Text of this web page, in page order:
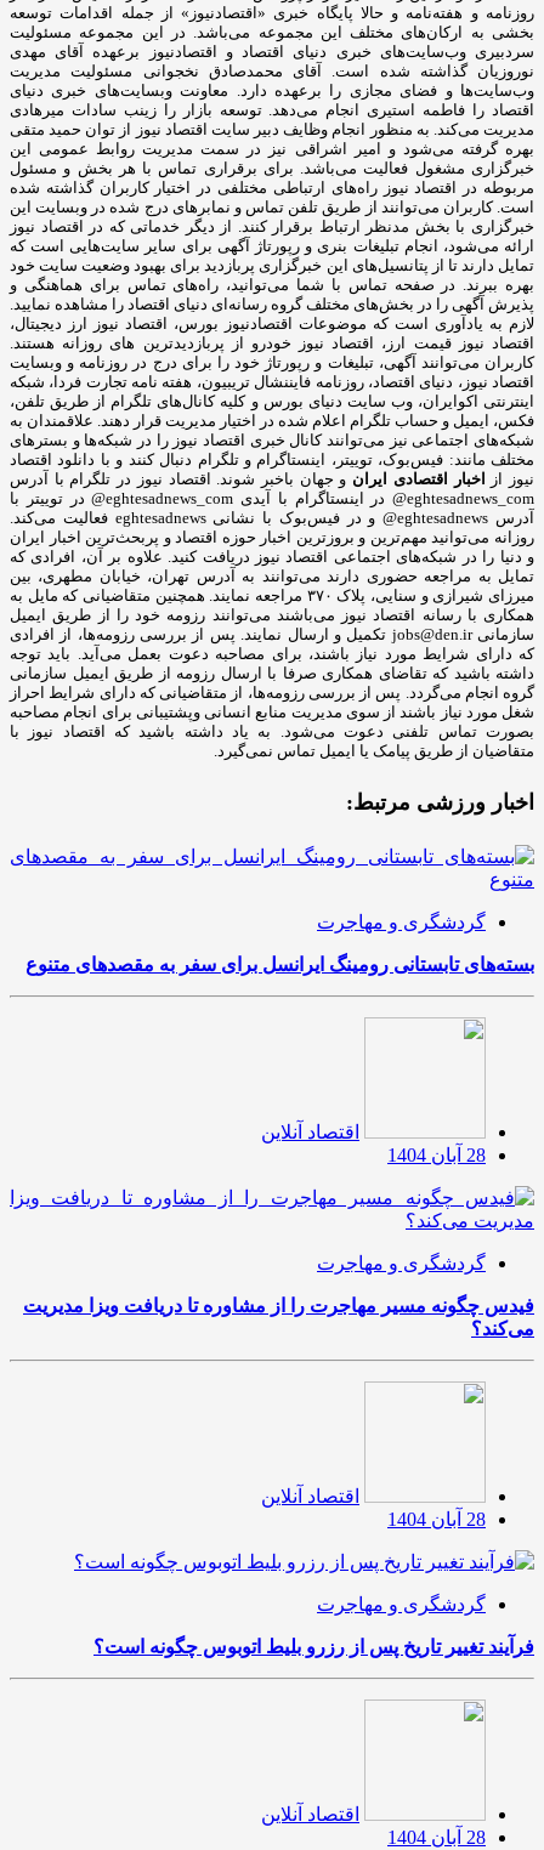
روزنامه و هفته‌نامه و حالا پایگاه خبری «اقتصادنیوز» از جمله اقدامات توسعه
بخشی به ارکان‌های مختلف این مجموعه می‌باشد. در این مجموعه مسئولیت
سردبیری وب‌سایت‌های خبری دنیای اقتصاد و اقتصادنیوز برعهده آقای مهدی
نوروزیان گذاشته شده است. آقای محمدصادق نخجوانی مسئولیت مدیریت
وب‌سایت‌ها و فضای مجازی را برعهده دارد. معاونت وبسایت‌های خبری دنیای
اقتصاد را فاطمه استیری انجام می‌دهد. توسعه بازار را زینب سادات میرهادی
مدیریت می‌کند. به منظور انجام وظایف دبیر سایت اقتصاد نیوز از توان حمید متقی
بهره گرفته می‌شود و امیر اشراقی نیز در سمت مدیریت روابط عمومی این
خبرگزاری مشغول فعالیت می‌باشد. برای برقراری تماس با هر بخش و مسئول
مربوطه در اقتصاد نیوز راه‌های ارتباطی مختلفی در اختیار کاربران گذاشته شده
است. کاربران می‌توانند از طریق تلفن تماس و نمابرهای درج شده در وبسایت این
خبرگزاری با بخش مدنظر ارتباط برقرار کنند. از دیگر خدماتی که در اقتصاد نیوز
ارائه می‌شود، انجام تبلیغات بنری و رپورتاژ آگهی برای سایر سایت‌هایی است که
تمایل دارند تا از پتانسیل‌های این خبرگزاری پربازدید برای بهبود وضعیت سایت خود
بهره ببرند. در صفحه تماس با شما می‌توانید، راه‌های تماس برای هماهنگی و
پذیرش آگهی را در بخش‌های مختلف گروه رسانه‌ای دنیای اقتصاد را مشاهده نمایید.
لازم به یادآوری است که موضوعات اقتصادنیوز بورس، اقتصاد نیوز ارز دیجیتال،
اقتصاد نیوز قیمت ارز، اقتصاد نیوز خودرو از پربازدیدترین های روزانه هستند.
کاربران می‌توانند آگهی، تبلیغات و رپورتاژ خود را برای درج در روزنامه و وبسایت
اقتصاد نیوز، دنیای اقتصاد، روزنامه فایننشال تریبیون، هفته نامه تجارت فردا، شبکه
اینترنتی اکوایران، وب سایت دنیای بورس و کلیه کانال‌های تلگرام از طریق تلفن،
فکس، ایمیل و حساب تلگرام اعلام شده در اختیار مدیریت قرار دهند. علاقمندان به
شبکه‎‌های اجتماعی نیز می‌توانند کانال خبری اقتصاد نیوز را در شبکه‌ها و بسترهای
مختلف مانند: فیس‌بوک، توییتر، اینستاگرام و تلگرام دنبال کنند و با دانلود اقتصاد
نیوز از اخبار اقتصادی ایران و جهان باخبر شوند. اقتصاد نیوز در تلگرام با آدرس
eghtesadnews_com@ در اینستاگرام با آیدی eghtesadnews_com@ در توییتر با
آدرس eghtesadnews@ و در فیس‌بوک با نشانی eghtesadnews فعالیت می‌کند.
روزانه می‌توانید مهم‌ترین و بروزترین اخبار حوزه اقتصاد و پربحث‌ترین اخبار ایران
و دنیا را در شبکه‌های اجتماعی اقتصاد نیوز دریافت کنید. علاوه بر آن، افرادی که
تمایل به مراجعه حضوری دارند می‌توانند به آدرس تهران، خیابان مطهری، بین
میرزای شیرازی و سنایی، پلاک ۳۷۰ مراجعه نمایند. همچنین متقاضیانی که مایل به
همکاری با رسانه‌ اقتصاد نیوز می‌باشند می‌توانند رزومه خود را از طریق ایمیل
سازمانی jobs@den.ir تکمیل و ارسال نمایند. پس از بررسی رزومه‌ها، از افرادی
که دارای شرایط مورد نیاز باشند، برای مصاحبه دعوت بعمل می‌آید. باید توجه
داشته باشید که تقاضای همکاری صرفا با ارسال رزومه از طریق ایمیل سازمانی
گروه انجام می‌گردد. پس از بررسی رزومه‌ها، از متقاضیانی که دارای شرایط احراز
شغل مورد نیاز باشند از سوی مدیریت منابع انسانی وپشتیبانی برای انجام مصاحبه
بصورت تماس تلفنی دعوت می‌شود. به یاد داشته باشید که اقتصاد نیوز با
متقاضیان از طریق پیامک یا ایمیل تماس نمی‌گیرد.
اخبار ورزشی مرتبط:
گردشگری و مهاجرت
بسته‌های تابستانی رومینگ ایرانسل برای سفر به مقصدهای متنوع
اقتصاد آنلاین
28 آبان 1404
گردشگری و مهاجرت
فیدس چگونه مسیر مهاجرت را از مشاوره تا دریافت ویزا مدیریت
می‌کند؟
اقتصاد آنلاین
28 آبان 1404
گردشگری و مهاجرت
فرآیند تغییر تاریخ پس از رزرو بلیط اتوبوس چگونه است؟
اقتصاد آنلاین
28 آبان 1404